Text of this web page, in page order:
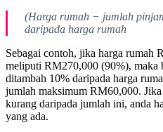
(Harga rumah − jumlah
daripada harga rumah
Sebagai contoh, jika harga rumah
meliputi RM270,000 (90%), maka
ditambah 10% daripada harga
jumlah maksimum RM60,000.
kurang daripada jumlah ini, anda
yang ada.